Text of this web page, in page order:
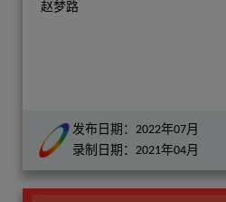
赵梦路
发布日期：2022年07月
录制日期：2021年04月